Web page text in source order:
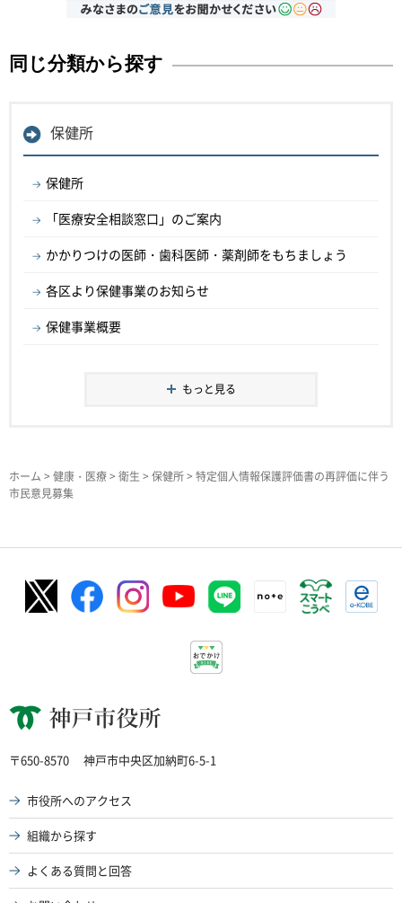
同じ分類から探す
保健所
保健所
「医療安全相談窓口」のご案内
かかりつけの医師・歯科医師・薬剤師をもちましょう
各区より保健事業のお知らせ
保健事業概要
もっと見る
ホーム > 健康・医療> 衛生 > 保健所> 特定個人情報保護評価書の再評価に伴う
市民意見募集
神戸市役所
〒650-8570 神戸市中央区加納町6-5-1
市役所へのアクセス
組織から探す
よくある質問と回答